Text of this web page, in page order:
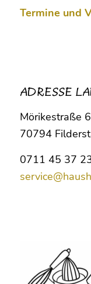
Termine und
ADRESSE
Mörikestraße
70794
0711 45 37